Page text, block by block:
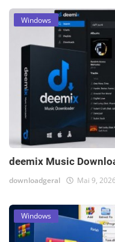
Windows
deemix Music
downloadgeral Mai 9, 2026
Windows